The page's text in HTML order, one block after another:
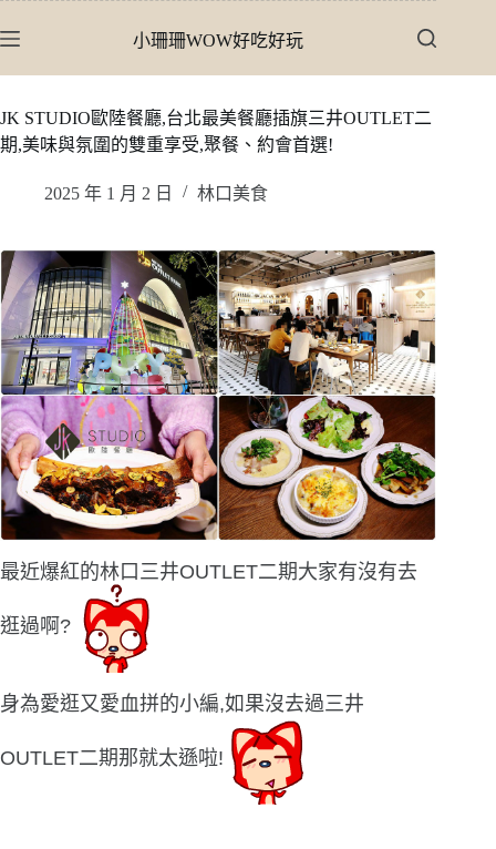
至
內
容
小珊珊WOW好吃好玩
JK STUDIO歐陸餐廳,台北最美餐廳插旗三井OUTLET二
期,美味與氛圍的雙重享受,聚餐、約會首選!
2025 年 1 月 2 日 林口美食
最近爆紅的林口三井OUTLET二期大家有沒有去
逛過啊?
身為愛逛又愛血拼的小編,如果沒去過三井
OUTLET二期那就太遜啦!